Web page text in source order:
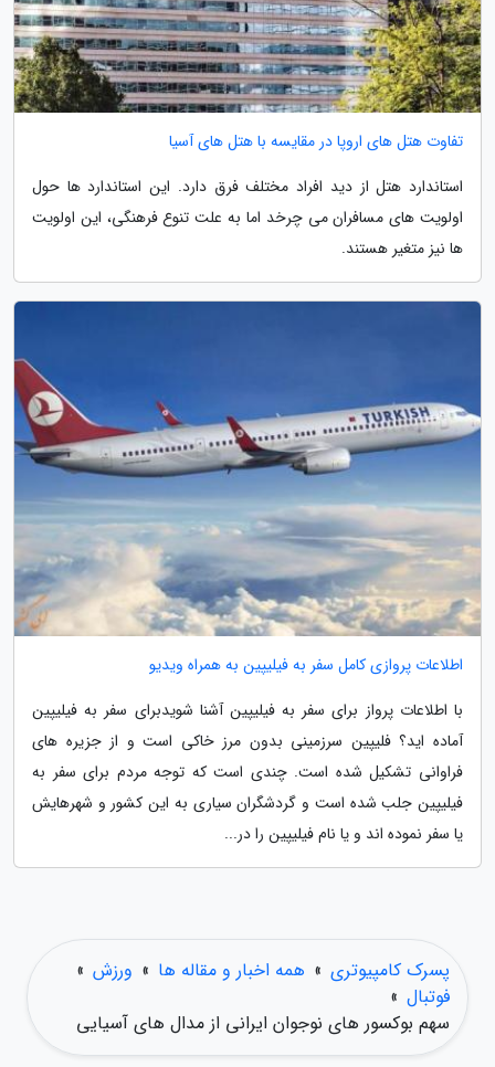
تفاوت هتل های اروپا در مقایسه با هتل های آسیا
استاندارد هتل از دید افراد مختلف فرق دارد. این استاندارد ها حول
اولویت های مسافران می چرخد اما به علت تنوع فرهنگی، این اولویت
ها نیز متغیر هستند.
اطلاعات پروازی کامل سفر به فیلیپین به همراه ویدیو
با اطلاعات پرواز برای سفر به فیلیپین آشنا شویدبرای سفر به فیلیپین
آماده اید؟ فلیپین سرزمینی بدون مرز خاکی است و از جزیره های
فراوانی تشکیل شده است. چندی است که توجه مردم برای سفر به
فیلیپین جلب شده است و گردشگران سیاری به این کشور و شهرهایش
یا سفر نموده اند و یا نام فیلیپین را در...
پسرک کامپیوتری » همه اخبار و مقاله ها » ورزش »
فوتبال »
سهم بوکسور های نوجوان ایرانی از مدال های آسیایی